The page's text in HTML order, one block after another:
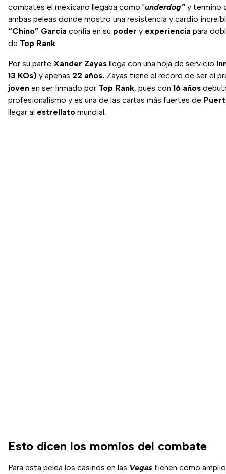
combates el mexicano llegaba como "underdog”y termino
ambas peleas donde mostro una resistencia y cardio
“Chino” García confia en su poder y experiencia para
de Top Rank.
Por su parte Xander Zayas llega con una hoja de servicio
13 KOs) y apenas 22 años, Zayas tiene el record de ser el
joven en ser firmado por Top Rank, pues con 16 años
profesionalismo y es una de las cartas más fuertes de
llegar al estrellato mundial.
Esto dicen los momios del combate
Para esta pelea los casinos en las Vegas tienen como